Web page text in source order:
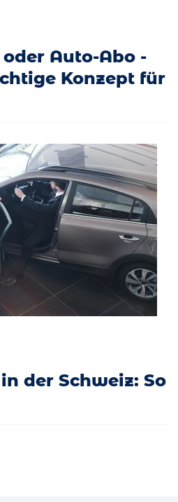
Auto-Abo -
Konzept für
der Schweiz: So